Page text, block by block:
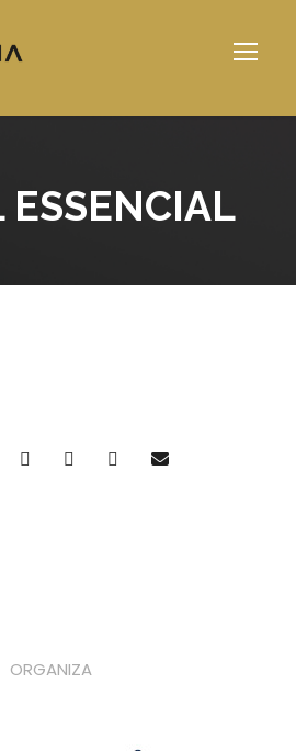
ESSENCIAL
ORGANIZA